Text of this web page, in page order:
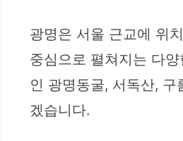
광명은 서울 근교에 위
중심으로 펼쳐지는 다
인 광명동굴, 서독산,
겠습니다.